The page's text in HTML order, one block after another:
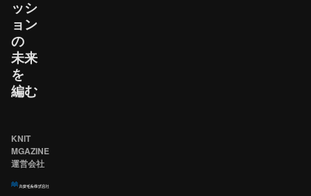
ッシ
ョン
の​
未来
を​
編む
KNIT
MGAZINE
運営会社